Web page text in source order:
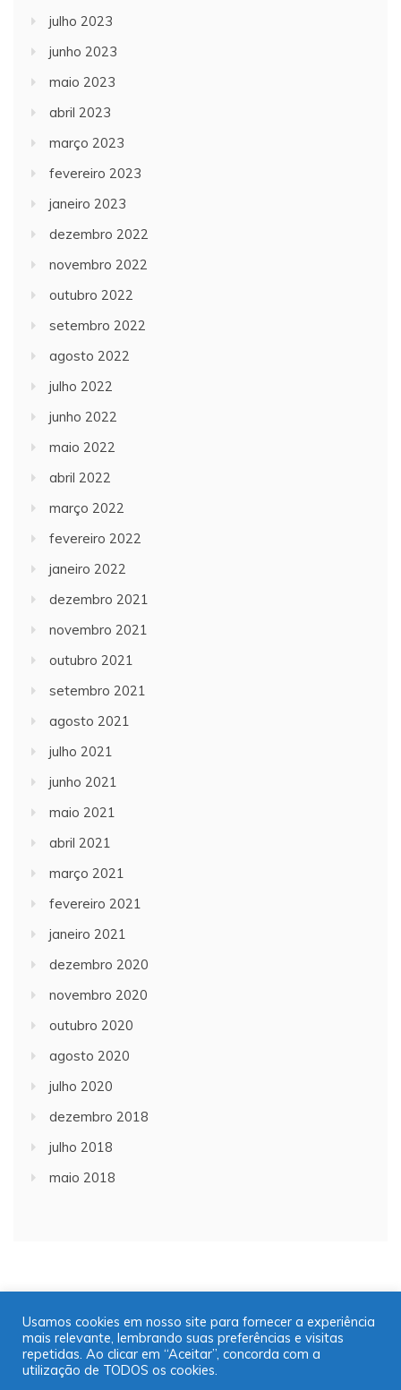
julho 2023
junho 2023
maio 2023
abril 2023
março 2023
fevereiro 2023
janeiro 2023
dezembro 2022
novembro 2022
outubro 2022
setembro 2022
agosto 2022
julho 2022
junho 2022
maio 2022
abril 2022
março 2022
fevereiro 2022
janeiro 2022
dezembro 2021
novembro 2021
outubro 2021
setembro 2021
agosto 2021
julho 2021
junho 2021
maio 2021
abril 2021
março 2021
fevereiro 2021
janeiro 2021
dezembro 2020
novembro 2020
outubro 2020
agosto 2020
julho 2020
dezembro 2018
julho 2018
maio 2018
Copyright © 2001/2021 | JT Jornal A Trombeta | 16
99725-9952
Usamos cookies em nosso site para fornecer a experiência
mais relevante, lembrando suas preferências e visitas
repetidas. Ao clicar em “Aceitar”, concorda com a
utilização de TODOS os cookies.